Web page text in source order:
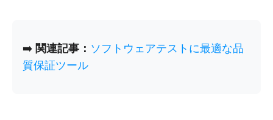
➡️ 関連記事： ソフトウェアテストに最適な品
質保証ツール